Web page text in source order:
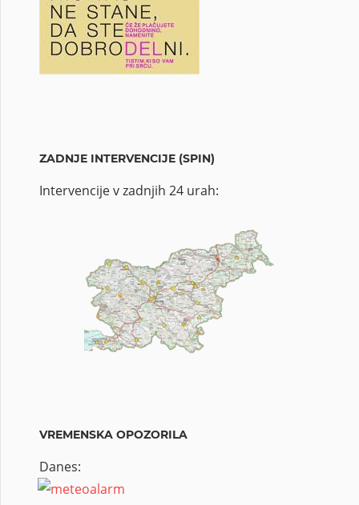
ZADNJE INTERVENCIJE (SPIN)
Intervencije v zadnjih 24 urah:
VREMENSKA OPOZORILA
Danes: